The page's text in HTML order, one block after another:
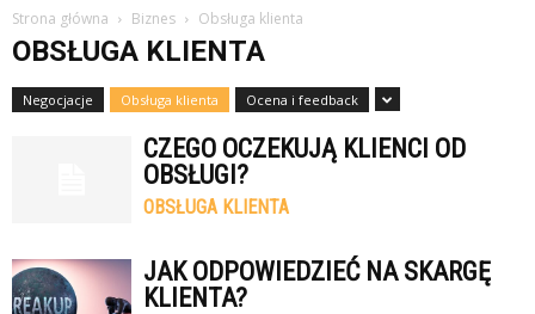
Strona główna Biznes Obsługa klienta
OBSŁUGA KLIENTA
Negocjacje Obsługa klienta Ocena i feedback
CZEGO OCZEKUJĄ KLIENCI OD
OBSŁUGI?
OBSŁUGA KLIENTA
JAK ODPOWIEDZIEĆ NA SKARGĘ
KLIENTA?